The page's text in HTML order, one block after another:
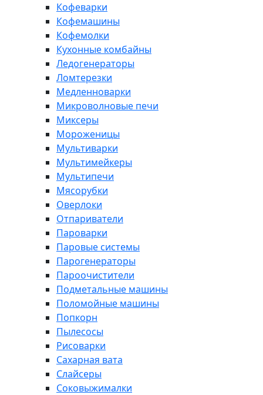
Кофеварки
Кофемашины
Кофемолки
Кухонные комбайны
Ледогенераторы
Ломтерезки
Медленноварки
Микроволновые печи
Миксеры
Мороженицы
Мультиварки
Мультимейкеры
Мультипечи
Мясорубки
Оверлоки
Отпариватели
Пароварки
Паровые системы
Парогенераторы
Пароочистители
Подметальные машины
Поломойные машины
Попкорн
Пылесосы
Рисоварки
Сахарная вата
Слайсеры
Соковыжималки